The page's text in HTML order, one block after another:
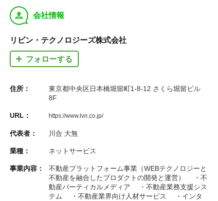
y 会社情報
リビン・テクノロジーズ株式会社
フォローする
住所：
東京都中央区日本橋堀留町1-8-12 さくら堀留ビル
8F
URL： https://www.lvn.co.jp/
代表者： 川合 大無
業種： ネットサービス
事業内容：
不動産プラットフォーム事業（WEBテクノロジーと
不動産を融合したプロダクトの開発と運営） ・不
動産バーティカルメディア ・不動産業務支援シス
テム ・不動産業界向け人材サービス ・インタ